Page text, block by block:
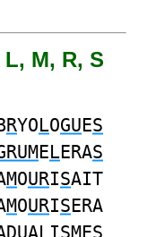
M, R, S
RYOLOGUES
ELERAS
MOURISAIT
MOURISERA
UALISMES